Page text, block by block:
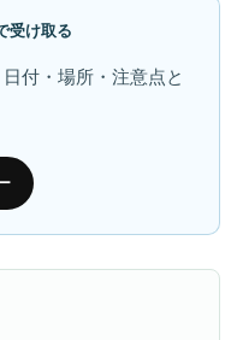
受け取る
付・場所・注意点と